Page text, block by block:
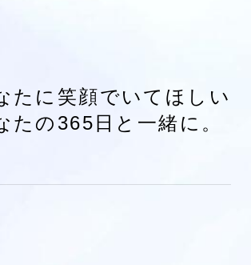
たに笑顔でいてほしい
たの365日と一緒に。